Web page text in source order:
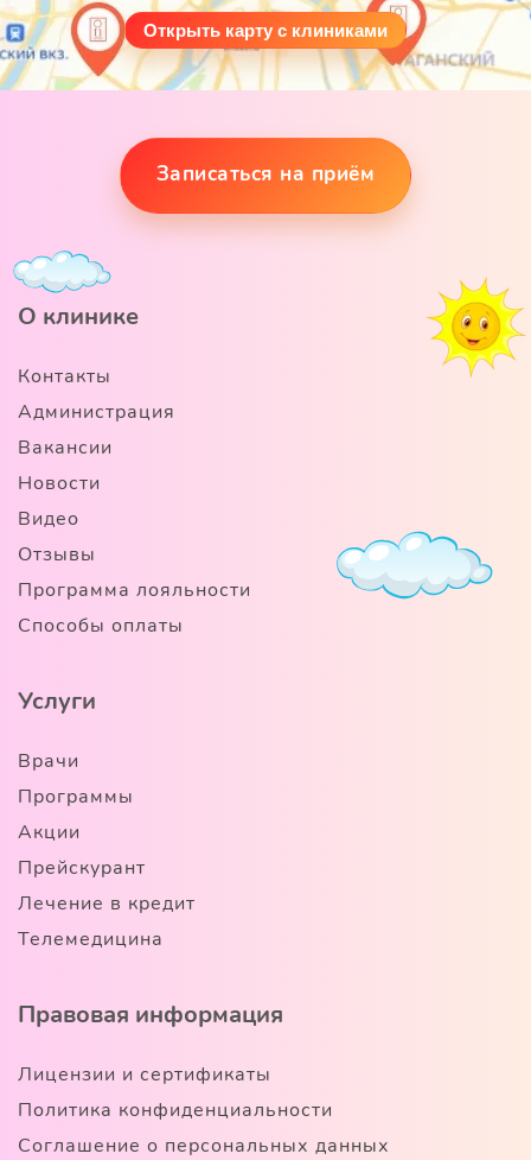
Открыть карту с клиниками
Записаться на приём
О клинике
Контакты
Администрация
Вакансии
Новости
Видео
Отзывы
Программа лояльности
Способы оплаты
Услуги
Врачи
Программы
Акции
Прейскурант
Лечение в кредит
Телемедицина
Правовая информация
Лицензии и сертификаты
Политика конфиденциальности
Соглашение о персональных данных